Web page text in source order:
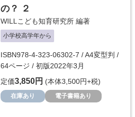
の？ ２
WILLこども知育研究所 編著
小学校高学年から
ISBN978-4-323-06302-7 / A4変型判 /
64ページ / 初版2022年3月
定価3,850円 (本体3,500円+税)
在庫あり 電子書籍あり